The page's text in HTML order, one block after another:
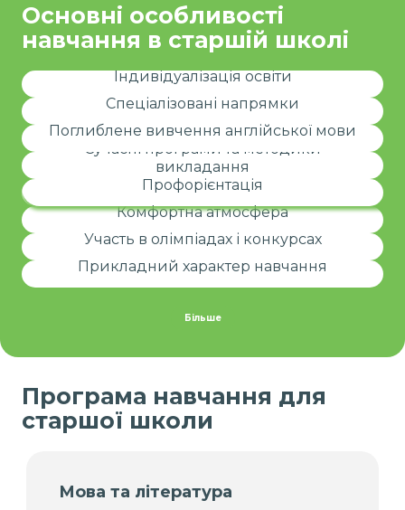
Основні особливості
навчання в старшій школі
Індивідуалізація освіти
Навчальна програма адаптується під потреби
кожного учня: підготовка до НМТ для вступу в
українські ВНЗ або підготовка до IELTS та інших
тестів для вступу за кордон.
Спеціалізовані напрямки
вивчення відповідно до своїх інтересів та
майбутньої професії.
Поглиблене вивчення англійської мови
Заняття відбуваються за рівнями, що дозволяє
кожному учню розвивати мовні навички у
комфортному темпі. Є можливість вивчати другу
іноземну мову за потреби.
Сучасні програми та методики
викладання
освітніх підходах, що гарантують ефективність та
практичну цінність знань.
Профорієнтація
Школа підтримує учнів у виборі професійного
шляху: навчальний курс із профорієнтації, зустрічі з
професіоналами, відвідування підприємств,
профорієнтаційні ігри та тести.
Комфортна атмосфера
академічного ментора для успішного навчання та
емоційної рівноваги.
Участь в олімпіадах і конкурсах
За потреби учні можуть брати участь у змаганнях,
створюючи портфоліо для вступу.
Прикладний характер навчання
Жодної зайвої інформації – тільки потрібні знання та
навички, орієнтовані на майбутній результат.
Більше
Програма навчання для
старшої школи
Мова та література